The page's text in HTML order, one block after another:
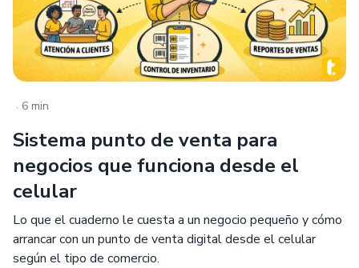
. 6 min
Sistema punto de venta para
negocios que funciona desde el
celular
Lo que el cuaderno le cuesta a un negocio pequeño y cómo
arrancar con un punto de venta digital desde el celular
según el tipo de comercio.